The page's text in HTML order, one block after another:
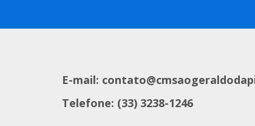
E-mail:
Telefone: (33) 3238-1246